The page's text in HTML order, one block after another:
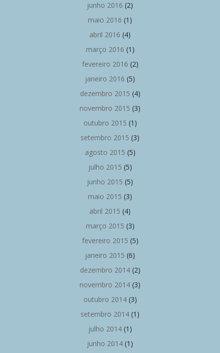
junho 2016 (2)
maio 2016 (1)
abril 2016 (4)
março 2016 (1)
fevereiro 2016 (2)
janeiro 2016 (5)
dezembro 2015 (4)
novembro 2015 (3)
outubro 2015 (1)
setembro 2015 (3)
agosto 2015 (5)
julho 2015 (5)
junho 2015 (5)
maio 2015 (3)
abril 2015 (4)
março 2015 (3)
fevereiro 2015 (5)
janeiro 2015 (6)
dezembro 2014(2)
novembro 2014 (3)
outubro 2014(3)
setembro 2014 (1)
julho 2014(1)
junho 2014 (1)